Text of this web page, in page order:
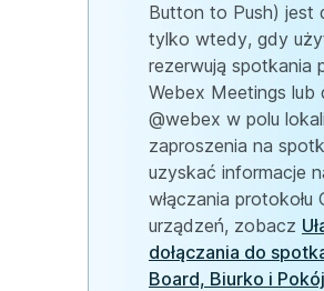
Button to Push) jest
tylko wtedy, gdy
rezerwują spotkania
Webex Meetings lub
@webex w polu
zaproszenia na
uzyskać informacje
włączania protokołu
urządzeń, zobacz
dołączania do
Board, Biurko i